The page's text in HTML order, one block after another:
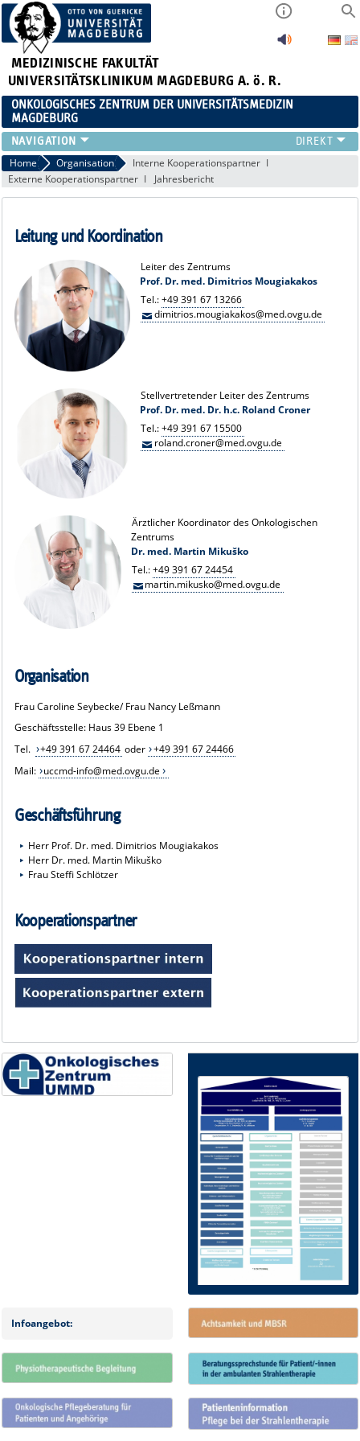
MEDIZINISCHE FAKULTÄT
UNIVERSITÄTSKLINIKUM MAGDEBURG A. ö. R.
ONKOLOGISCHES ZENTRUM DER UNIVERSITÄTSMEDIZIN
MAGDEBURG
ORGANISATION
TUMORBOARDS
ONKOLOGISCHE FACHPFLEGE
VERANSTALTUNGEN
KONTAKT UND ANFAHRT
ZERTIFIZIERTE ZENTREN
WEITERE ZENTREN
Home Organisation
Interne Kooperationspartner
Externe Kooperationspartner
Jahresbericht
Leitung und Koordination
Leiter des Zentrums
Prof. Dr. med. Dimitrios Mougiakakos
Tel.:+49 391 67 13266
dimitrios.mougiakakos@med.ovgu.de
Stellvertretender Leiter des Zentrums
Prof. Dr. med. Dr. h.c. Roland Croner
Tel.:+49 391 67 15500
roland.croner@med.ovgu.de
Ärztlicher Koordinator des Onkologischen
Zentrums
Dr. med. Martin Mikuško
Tel.:+49 391 67 24454
martin.mikusko@med.ovgu.de
Organisation
Frau Caroline Seybecke/ Frau Nancy Leßmann
Geschäftsstelle: Haus 39 Ebene 1
Tel.
+49 391 67 24464 oder +49 391 67 24466
Mail: uccmd-info@med.ovgu.de
Geschäftsführung
Herr Prof. Dr. med. Dimitrios Mougiakakos
Herr Dr. med. Martin Mikuško
Frau Steffi Schlötzer
Kooperationspartner
Infoangebot: